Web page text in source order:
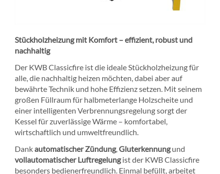
Stückholzheizung mit Komfort – effizient, robust und
nachhaltig
Der KWB Classicfire ist die ideale Stückholzheizung für
alle, die nachhaltig heizen möchten, dabei aber auf
bewährte Technik und hohe Effizienz setzen. Mit seinem
großen Füllraum für halbmeterlange Holzscheite und
einer intelligenten Verbrennungsregelung sorgt der
Kessel für zuverlässige Wärme – komfortabel,
wirtschaftlich und umweltfreundlich.
Dankautomatischer Zündung,Gluterkennungund
vollautomatischer Luftregelungist der KWB Classicfire
besonders bedienerfreundlich. Einmal befüllt, arbeitet